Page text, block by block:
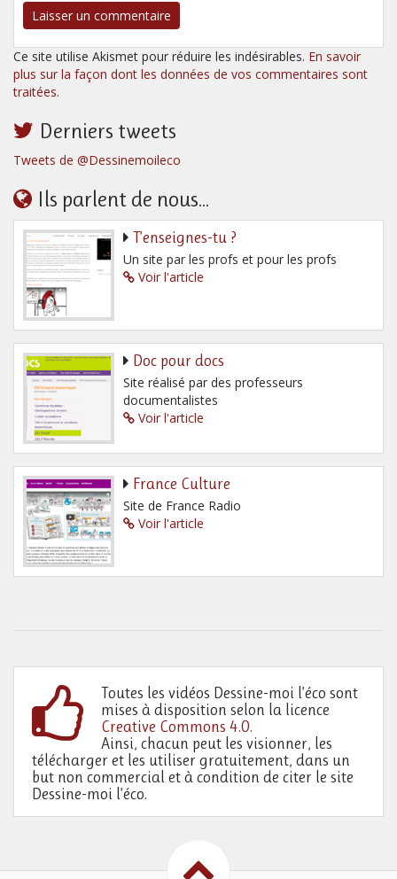
Ce site utilise Akismet pour réduire les indésirables. En savoir
plus sur la façon dont les données de vos commentaires sont
traitées.
Derniers tweets
Tweets de @Dessinemoileco
Ils parlent de nous...
T’enseignes-tu ?
Un site par les profs et pour les profs
Voir l'article
Doc pour docs
Site réalisé par des professeurs
documentalistes
Voir l'article
France Culture
Site de France Radio
Voir l'article
Toutes les vidéos Dessine-moi l’éco sont
mises à disposition selon la licence
Creative Commons 4.0.
Ainsi, chacun peut les visionner, les
télécharger et les utiliser gratuitement, dans un
but non commercial et à condition de citer le site
Dessine-moi l’éco.